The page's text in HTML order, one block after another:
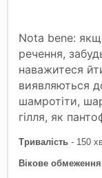
Nota bene:
речення,
наважитеся
виявляються
шамротіти,
гілля, як
Тривалість - 150
Вікове обмеження